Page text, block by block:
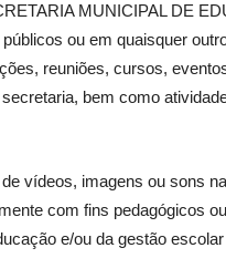
MUNICIPAL DE
ou em quaisquer
reuniões, cursos,
bem como
vídeos, imagens ou sons
com fins pedagógicos
e/ou da gestão